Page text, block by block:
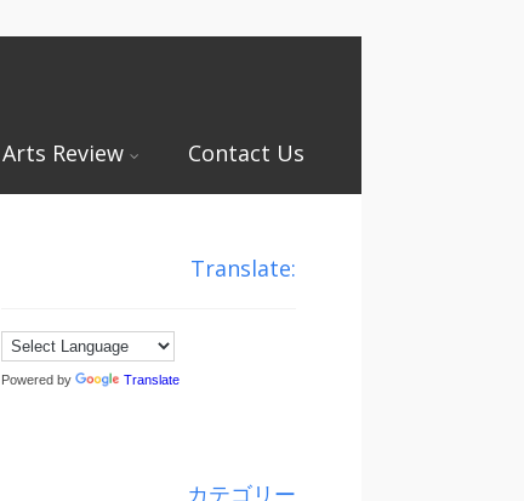
Arts Review Contact Us
Translate:
Powered by Translate
カテゴリー